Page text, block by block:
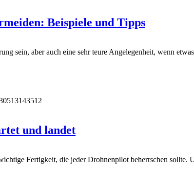
Beispiele und Tipps
sein, aber auch eine sehr teure Angelegenheit, wenn
und landet
Fertigkeit, die jeder Drohnenpilot beherrschen sollte.